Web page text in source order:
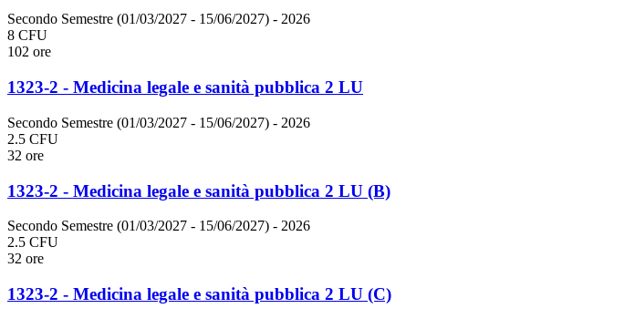
Secondo Semestre (01/03/2027 - 15/06/2027) - 2026
8 CFU
102 ore
1323-2 - Medicina legale e sanità pubblica 2 LU
Secondo Semestre (01/03/2027 - 15/06/2027) - 2026
2.5 CFU
32 ore
1323-2 - Medicina legale e sanità pubblica 2 LU (B)
Secondo Semestre (01/03/2027 - 15/06/2027) - 2026
2.5 CFU
32 ore
1323-2 - Medicina legale e sanità pubblica 2 LU (C)